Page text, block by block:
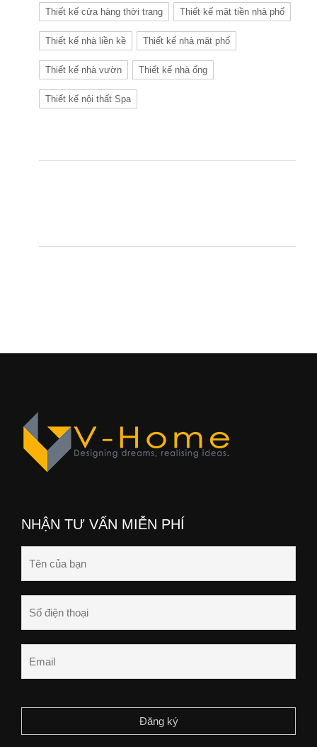
Thiết kế cửa hàng thời trang Thiết kế mặt tiền nhà phố
Thiết kế nhà liền kề Thiết kế nhà mặt phố
Thiết kế nhà vườn Thiết kế nhà ống
Thiết kế nội thất Spa
NHẬN TƯ VẤN MIỄN PHÍ